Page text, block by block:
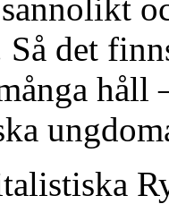
det